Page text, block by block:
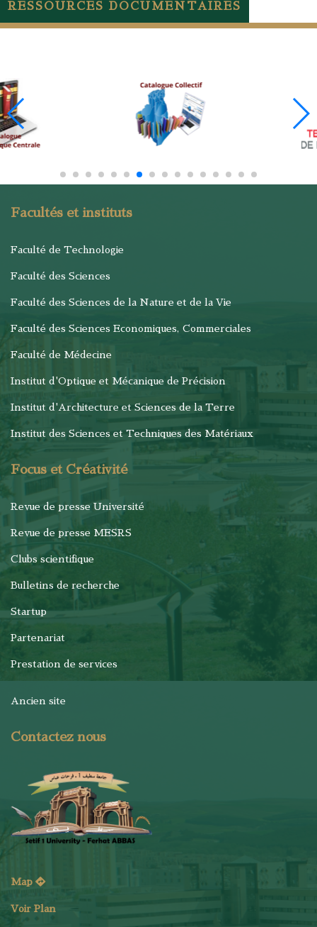
RESSOURCES DOCUMENTAIRES
Facultés et instituts
Faculté de Technologie
Faculté des Sciences
Faculté des Sciences de la Nature et de la Vie
Faculté des Sciences Economiques, Commerciales
Faculté de Médecine
Institut d'Optique et Mécanique de Précision
Institut d'Architecture et Sciences de la Terre
Institut des Sciences et Techniques des Matériaux
Focus et Créativité
Revue de presse Université
Revue de presse MESRS
Clubs scientifique
Bulletins de recherche
Startup
Partenariat
Prestation de services
Ancien site
Contactez nous
Map
Voir Plan